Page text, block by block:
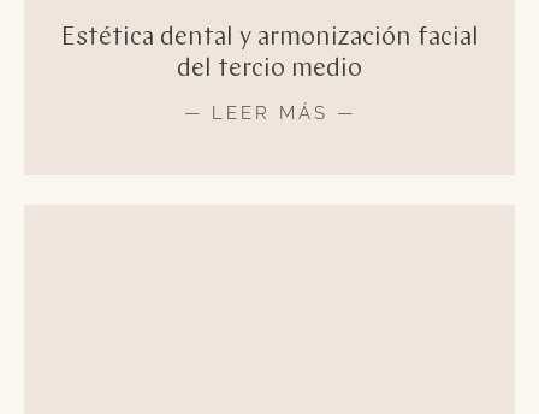
Estética dental y armonización facial
del tercio medio
— LEER MÁS —